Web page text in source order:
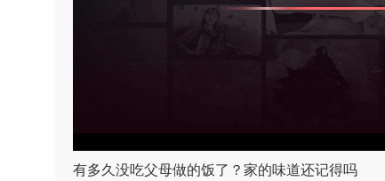
有多久没吃父母做的饭了？家的味道还记得吗